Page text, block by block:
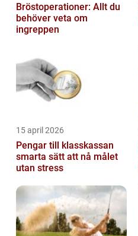
Bröstoperationer: Allt du
behöver veta om
ingreppen
15 april 2026
Pengar till klasskassan
smarta sätt att nå målet
utan stress